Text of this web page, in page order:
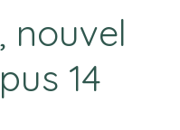
nouvel
14